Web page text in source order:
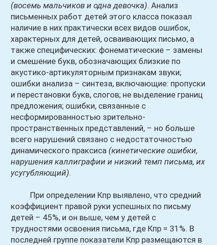
(восемь мальчиков и одна девочка). Анализ
письменных работ детей этого класса показал
наличие в них практически всех видов ошибок,
характерных для детей, осваивающих письмо, а
также специфических: фонематические – замены
и смешение букв, обозначающих близкие по
акустико-артикуляторным признакам звуки;
ошибки анализа – синтеза, включающие: пропуски
и перестановки букв, слогов; не выделение границ
предложения; ошибки, связанные с
несформированностью зрительно-
пространственных представлений, – но больше
всего нарушений связано с недостаточностью
динамического праксиса (кинетические ошибки,
нарушения каллиграфии и низкий темп письма, их
усугубляющий).
При определении Кпр выявлено, что средний
коэффициент правой руки успешных по письму
детей – 45%, и он выше, чем у детей с
трудностями освоения письма, где Кпр = 31%. В
последней группе показатели Кпр размещаются в